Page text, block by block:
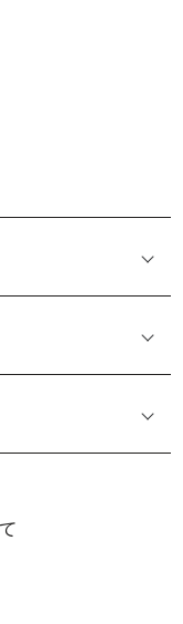
字まで刻印可能
く購入後の刻印も、
にて承ります（デザ